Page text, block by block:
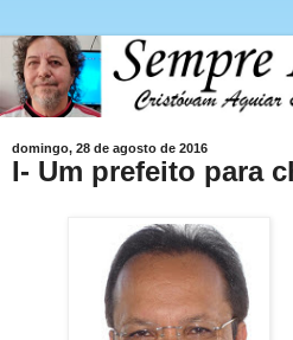
domingo, 28 de agosto de 2016
I- Um prefeito para